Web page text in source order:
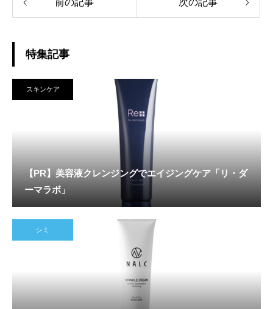
前の記事 次の記事
特集記事
スキンケア
【PR】美容液クレンジングでエイジングケア「リ・ダ
ーマラボ」
シミ